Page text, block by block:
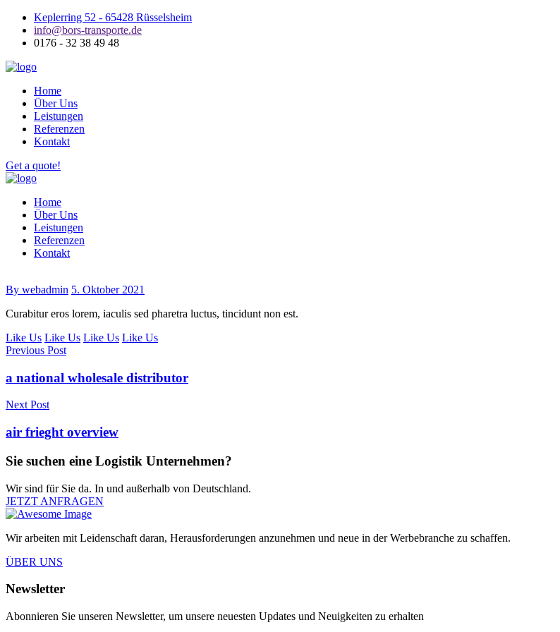
Keplerring 52 - 65428 Rüsselsheim
info@bors-transporte.de
0176 - 32 38 49 48
Home
Über Uns
Leistungen
Referenzen
Kontakt
Get a quote!
Home
Über Uns
Leistungen
Referenzen
Kontakt
By webadmin 5. Oktober 2021
Curabitur eros lorem, iaculis sed pharetra luctus, tincidunt non est.
Like Us Like Us Like Us Like Us
Previous Post
a national wholesale distributor
Next Post
air frieght overview
Sie suchen eine Logistik Unternehmen?
Wir sind für Sie da. In und außerhalb von Deutschland.
JETZT ANFRAGEN
Wir arbeiten mit Leidenschaft daran, Herausforderungen anzunehmen und neue in der Werbebranche zu schaffen.
ÜBER UNS
Newsletter
Abonnieren Sie unseren Newsletter, um unsere neuesten Updates und Neuigkeiten zu erhalten